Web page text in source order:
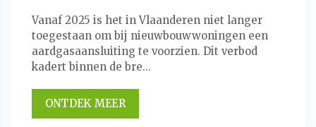
Vanaf 2025 is het in Vlaanderen niet langer
toegestaan om bij nieuwbouwwoningen een
aardgasaansluiting te voorzien. Dit verbod
kadert binnen de bre...
ONTDEK MEER